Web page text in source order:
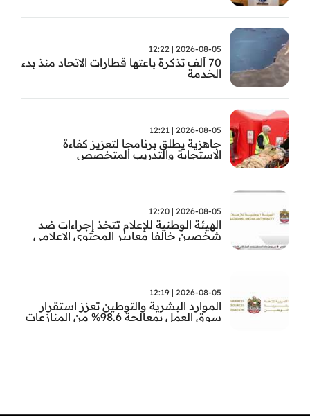
2026-08-05 | 12:22
70 ألف تذكرة باعتها قطارات الاتحاد منذ بدء
الخدمة
2026-08-05 | 12:21
جاهزية يطلق برنامجا لتعزيز كفاءة
الاستجابة والتدريب المتخصص
2026-08-05 | 12:20
الهيئة الوطنية للإعلام تتخذ إجراءات ضد
شخصين خالفا معايير المحتوى الإعلامي
2026-08-05 | 12:19
الموارد البشرية والتوطين تعزز استقرار
سوق العمل بمعالجة 98.6% من المنازعات